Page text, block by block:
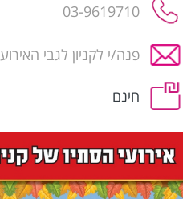
03-9619710
פנה/י לקניון לגבי האירוע
חינם